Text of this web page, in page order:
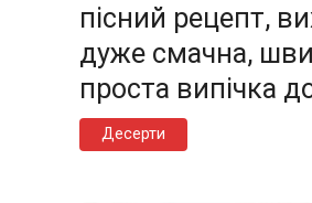
пісний рецепт,
дуже смачна,
проста випічка
Десерти